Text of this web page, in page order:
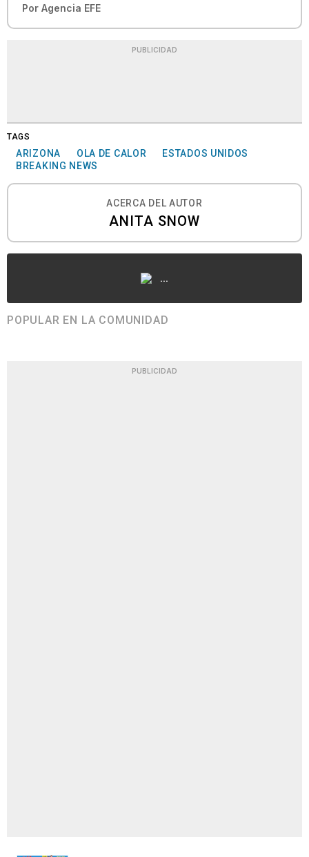
Por Agencia EFE
PUBLICIDAD
TAGS
ARIZONA OLA DE CALOR
ESTADOS UNIDOS
BREAKING NEWS
ACERCA DEL AUTOR
ANITA SNOW
...
POPULAR EN LA COMUNIDAD
PUBLICIDAD